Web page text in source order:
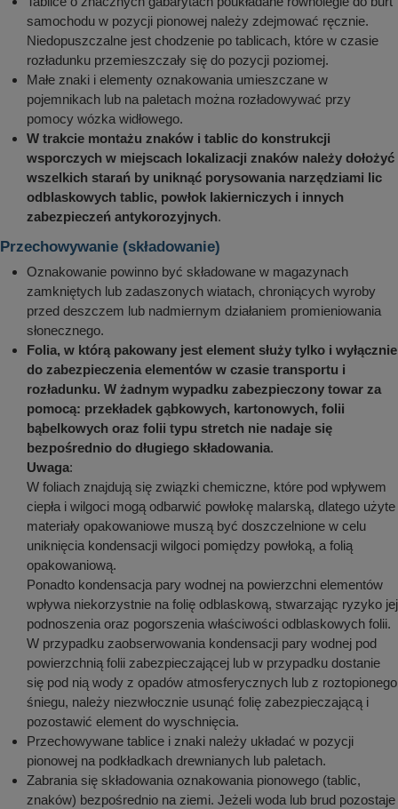
samochodu w pozycji pionowej należy zdejmować ręcznie.
Niedopuszczalne jest chodzenie po tablicach, które w czasie
rozładunku przemieszczały się do pozycji poziomej.
Małe znaki i elementy oznakowania umieszczane w
pojemnikach lub na paletach można rozładowywać przy
pomocy wózka widłowego.
W trakcie montażu znaków i tablic do konstrukcji
wsporczych w miejscach lokalizacji znaków należy dołożyć
wszelkich starań by uniknąć porysowania narzędziami lic
odblaskowych tablic, powłok lakierniczych i innych
zabezpieczeń antykorozyjnych.
Przechowywanie (składowanie)
Oznakowanie powinno być składowane w magazynach
zamkniętych lub zadaszonych wiatach, chroniących wyroby
przed deszczem lub nadmiernym działaniem promieniowania
słonecznego.
Folia, w którą pakowany jest element służy tylko i wyłącznie
do zabezpieczenia elementów w czasie transportu i
rozładunku. W żadnym wypadku zabezpieczony towar za
pomocą: przekładek gąbkowych, kartonowych, folii
bąbelkowych oraz folii typu stretch nie nadaje się
bezpośrednio do długiego składowania.
Uwaga:
W foliach znajdują się związki chemiczne, które pod wpływem
ciepła i wilgoci mogą odbarwić powłokę malarską, dlatego użyte
materiały opakowaniowe muszą być doszczelnione w celu
uniknięcia kondensacji wilgoci pomiędzy powłoką, a folią
opakowaniową.
Ponadto kondensacja pary wodnej na powierzchni elementów
wpływa niekorzystnie na folię odblaskową, stwarzając ryzyko jej
podnoszenia oraz pogorszenia właściwości odblaskowych folii.
W przypadku zaobserwowania kondensacji pary wodnej pod
powierzchnią folii zabezpieczającej lub w przypadku dostanie
się pod nią wody z opadów atmosferycznych lub z roztopionego
śniegu, należy niezwłocznie usunąć folię zabezpieczającą i
pozostawić element do wyschnięcia.
Przechowywane tablice i znaki należy układać w pozycji
pionowej na podkładkach drewnianych lub paletach.
Zabrania się składowania oznakowania pionowego (tablic,
znaków) bezpośrednio na ziemi. Jeżeli woda lub brud pozostaje